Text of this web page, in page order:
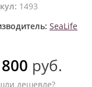
1493
SeaLife
руб.
дешевле?